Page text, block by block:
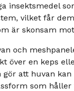
insektsmedel
vilket får
är skonsam
och
över en keps
gör att huvan
som